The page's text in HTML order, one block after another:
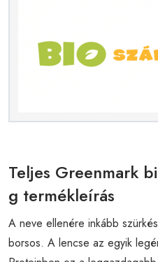
Teljes Greenmark
g termékleírás
A neve ellenére inkább
borsos. A lencse az egyik